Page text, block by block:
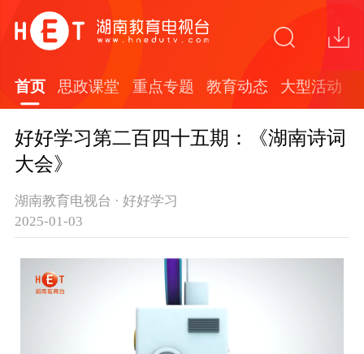
首页 思政课堂 重点专题 教育动态 大型活动
好好学习第二百四十五期：《湖南诗词
大会》
湖南教育电视台 · 好好学习
2025-01-03